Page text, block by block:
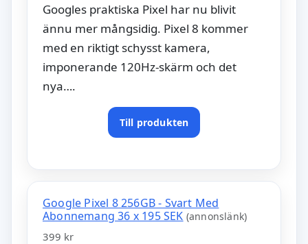
Googles praktiska Pixel har nu blivit
ännu mer mångsidig. Pixel 8 kommer
med en riktigt schysst kamera,
imponerande 120Hz-skärm och det
nya….
Till produkten
Google Pixel 8 256GB - Svart Med
Abonnemang 36 x 195 SEK (annonslänk)
399 kr